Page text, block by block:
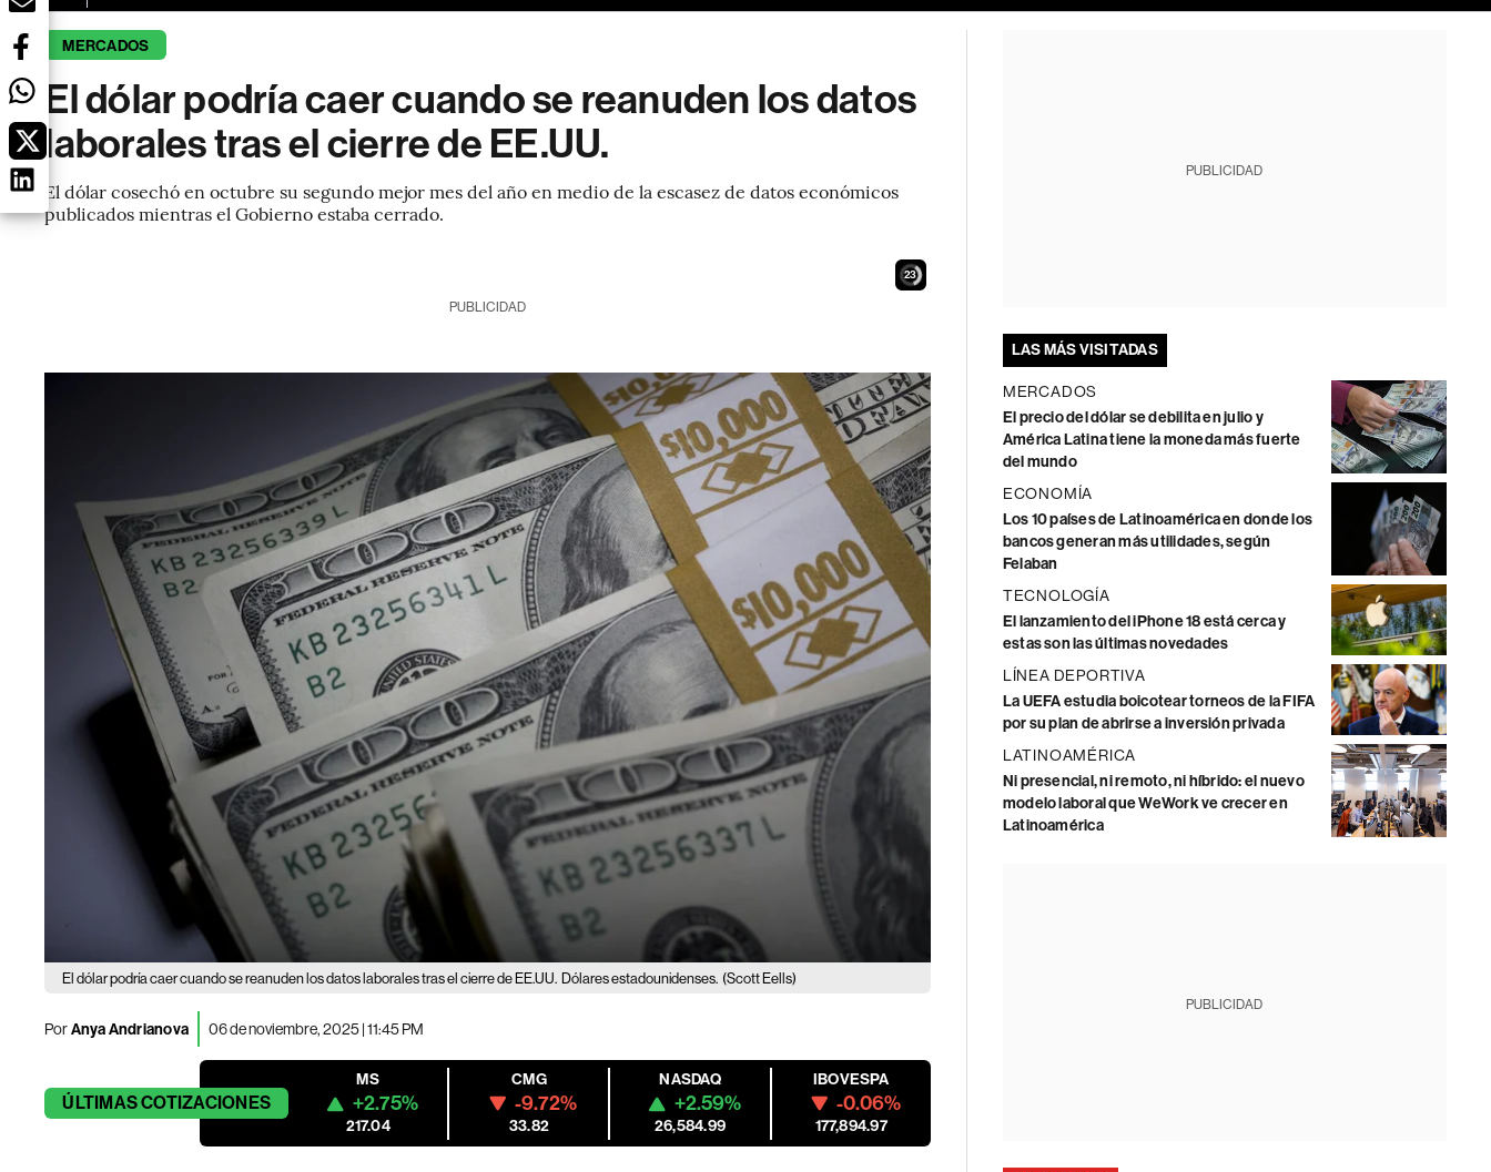
MERCADOS
El dólar podría caer cuando se reanuden los datos
laborales tras el cierre de EE.UU.
El dólar cosechó en octubre su segundo mejor mes del año en medio de la escasez de datos económicos
publicados mientras el Gobierno estaba cerrado.
22
PUBLICIDAD
El dólar podría caer cuando se reanuden los datos laborales tras el cierre de EE.UU. Dólares estadounidenses. (Scott Eells)
PorAnya Andrianova 06 de noviembre, 2025 | 11:45 PM
ÚLTIMASCOTIZACIONES
MS
+2.75%
217.04
CMG
-9.72%
33.82
NASDAQ
+2.59%
26,584.99
IBOVESPA
-0.06%
177,894.97
PUBLICIDAD
LAS MÁS VISITADAS
MERCADOS
El precio del dólar se debilita en julio y
América Latina tiene la moneda más fuerte
del mundo
ECONOMÍA
Los 10 países de Latinoamérica en donde los
bancos generan más utilidades, según
Felaban
TECNOLOGÍA
El lanzamiento del iPhone 18 está cerca y
estas son las últimas novedades
LÍNEA DEPORTIVA
La UEFA estudia boicotear torneos de la FIFA
por su plan de abrirse a inversión privada
LATINOAMÉRICA
Ni presencial, ni remoto, ni híbrido: el nuevo
modelo laboral que WeWork ve crecer en
Latinoamérica
PUBLICIDAD